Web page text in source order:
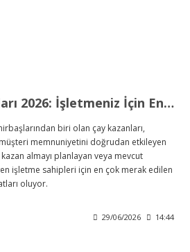
Çay Kazanı Fiyatları 2026: İşletmeniz İçin En Doğru Yatırım Rehberi
biri olan çay kazanları,
memnuniyetini doğrudan etkileyen
almayı planlayan veya mevcut
işletme sahipleri için en çok merak edilen
oluyor.
29/06/2026 14:44